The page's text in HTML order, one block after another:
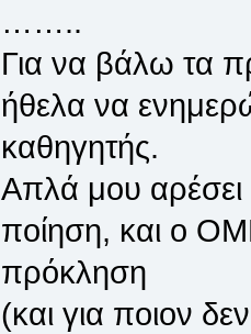
……..
Για να βάλω τα
ήθελα να
καθηγητής.
Απλά μου αρέσει
ποίηση, και ο
πρόκληση
(και για ποιον δεν